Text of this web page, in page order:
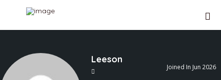
Leeson
Joined In Jun 2026